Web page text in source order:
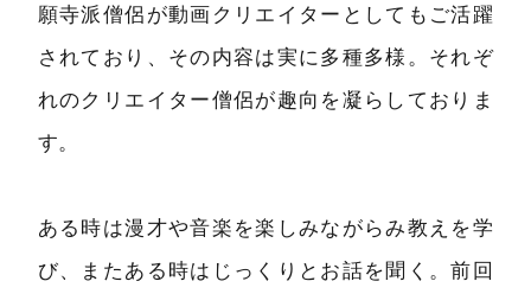
願寺派僧侶が動画クリエイターとしてもご活躍
されており、その内容は実に多種多様。それぞ
れのクリエイター僧侶が趣向を凝らしておりま
す。
ある時は漫才や音楽を楽しみながらみ教えを学
び、またある時はじっくりとお話を聞く。前回